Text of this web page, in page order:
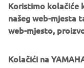
Koristimo kolačiće
našeg web-mjesta
web-mjesto,
Kolačići na